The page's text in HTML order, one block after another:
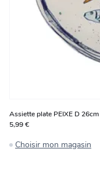
Assiette plate PEIXE D 26cm
5,99 €
Choisir mon magasin